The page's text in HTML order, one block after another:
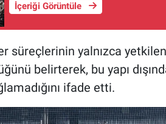
İçeriği Görüntüle
süreçlerinin yalnızca
belirterek, bu yapı
ifade etti.